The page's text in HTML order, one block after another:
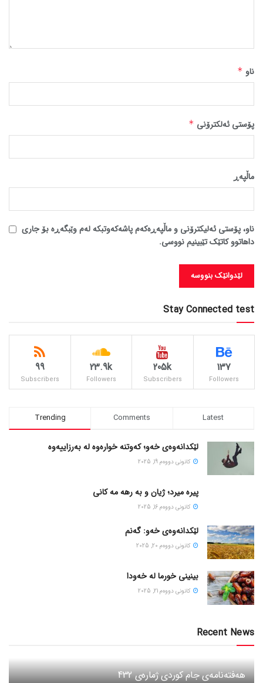
ناو *
پۆستی ئەلکترۆنی *
ماڵپه‌ڕ
ناو، پۆستی ئەلیکترۆنی و ماڵپەڕەکەم پاشەکەوتبکە لەم وێبگەڕە بۆ جاری
داهاتوو کاتێک تێبینیم نووسی.
Stay Connected test
137
Followers
205k
Subscribers
23.9k
Followers
99
Subscribers
Trending Comments Latest
لێکدانەوەی خەو؛ کەوتنە خوارەوە لە بەرزاییەوە
كانونی دووه‌م 19, 2025
پیره میرد؛ ژیان و به رهه مه کانی
كانونی دووه‌م 16, 2025
لێکدانەوەی خەو: گەنم
كانونی دووه‌م 20, 2025
بینینی خورما لە خەودا
كانونی دووه‌م 21, 2025
Recent News
هەفتەنامەی جام کوردی ژمارەی 432